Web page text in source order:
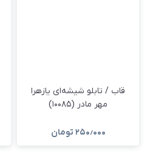
قاب / تابلو شیشه‌ای یازهرا
مهر مادر (۱۰۰۸۵)
۲۵۰٫۰۰۰ تومان